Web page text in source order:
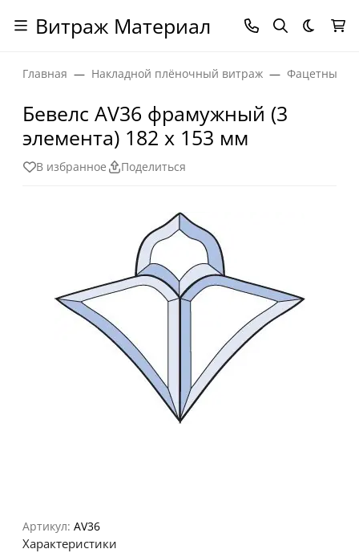
Витраж Материал Темная
Главная Накладной плёночный витраж Фацетные
Бевелс AV36 фрамужный (3
элемента) 182 х 153 мм
В избранное Поделиться
Артикул: AV36
Характеристики